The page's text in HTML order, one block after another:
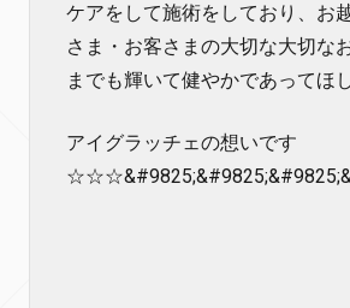
ケアをして施術をしており、お
さま・お客さまの大切な大切な
までも輝いて健やかであってほ
アイグラッチェの想いです